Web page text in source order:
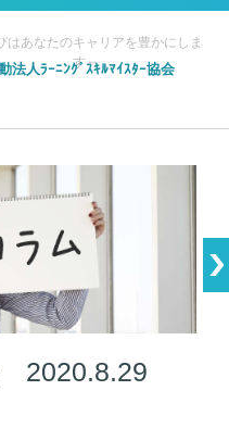
法人ﾗｰﾆﾝｸﾞｽｷﾙﾏｲｽﾀｰ協会
はあなたのキャリアを豊かにしま
す～
2020.8.29